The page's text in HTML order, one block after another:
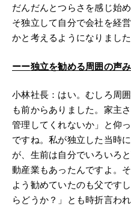
だんだんとつらさを感じ始
そ独立して自分で会社を経
かと考えるようになりました
ーー独立を勧める周囲の声
小林社長：はい。むしろ周
も前からありました。家主
管理してくれないか」と仰
ですね。私が独立した当時
が、生前は自分でいろいろ
動産業もあったんですよ。
よう勧めていたのも父です
らどうか？」とも時折言わ